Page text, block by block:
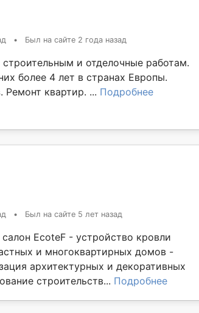
• Был на сайте 2 года назад
и отделочные работам.
более 4 лет в странах Европы.
Ремонт квартир. ... Подробнее
• Был на сайте 5 лет назад
EcoteF - устройство кровли
и многоквартирных домов -
архитектурных и декоративных
строительств... Подробнее